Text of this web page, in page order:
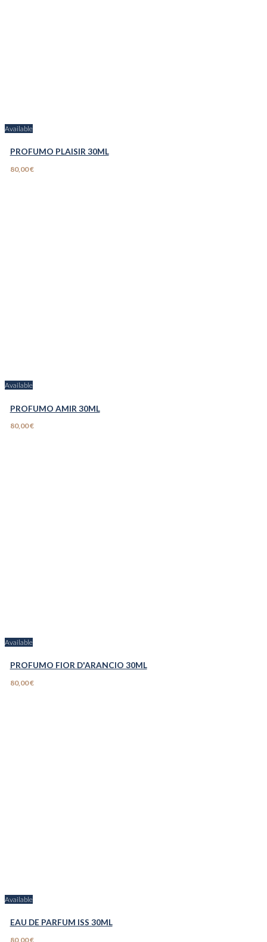
Available
PROFUMO PLAISIR 30ML
80,00 €
Available
PROFUMO AMIR 30ML
80,00 €
Available
PROFUMO FIOR D'ARANCIO 30ML
80,00 €
Available
EAU DE PARFUM ISS 30ML
80,00 €